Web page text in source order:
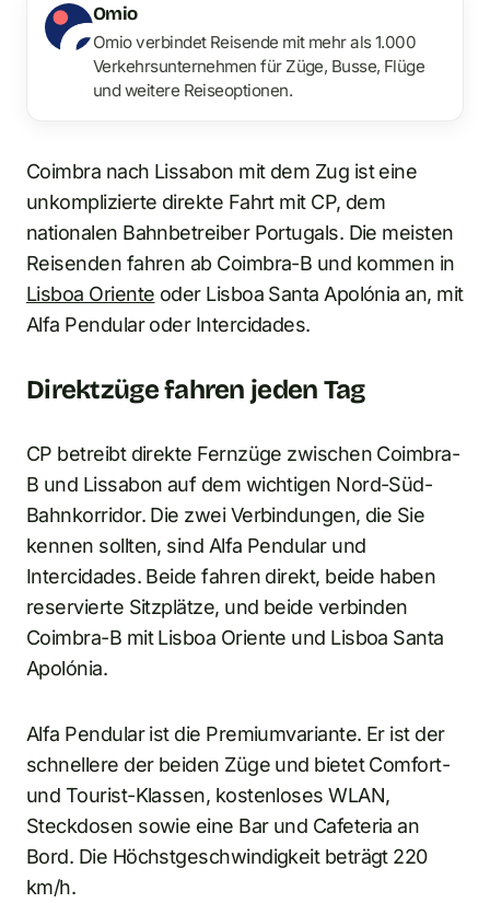
Omio
Omio verbindet Reisende mit mehr als 1.000
Verkehrsunternehmen für Züge, Busse, Flüge
und weitere Reiseoptionen.
Coimbra nach Lissabon mit dem Zug ist eine
unkomplizierte direkte Fahrt mit CP, dem
nationalen Bahnbetreiber Portugals. Die meisten
Reisenden fahren ab Coimbra-B und kommen in
Lisboa Oriente oder Lisboa Santa Apolónia an, mit
Alfa Pendular oder Intercidades.
Direktzüge fahren jeden Tag
CP betreibt direkte Fernzüge zwischen Coimbra-
B und Lissabon auf dem wichtigen Nord-Süd-
Bahnkorridor. Die zwei Verbindungen, die Sie
kennen sollten, sind Alfa Pendular und
Intercidades. Beide fahren direkt, beide haben
reservierte Sitzplätze, und beide verbinden
Coimbra-B mit Lisboa Oriente und Lisboa Santa
Apolónia.
Alfa Pendular ist die Premiumvariante. Er ist der
schnellere der beiden Züge und bietet Comfort-
und Tourist-Klassen, kostenloses WLAN,
Steckdosen sowie eine Bar und Cafeteria an
Bord. Die Höchstgeschwindigkeit beträgt 220
km/h.